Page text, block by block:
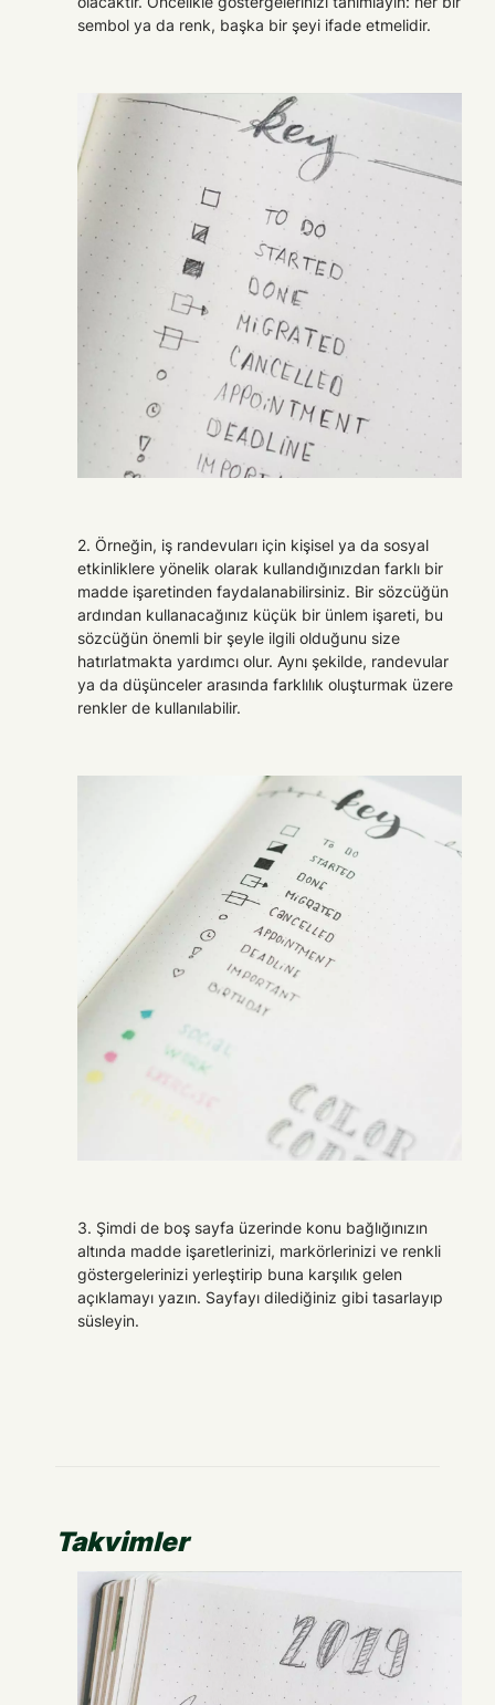
sembol ya da renk, başka bir şeyi ifade etmelidir.
2. Örneğin, iş randevuları için kişisel ya da sosyal
etkinliklere yönelik olarak kullandığınızdan farklı bir
madde işaretinden faydalanabilirsiniz. Bir sözcüğün
ardından kullanacağınız küçük bir ünlem işareti, bu
sözcüğün önemli bir şeyle ilgili olduğunu size
hatırlatmakta yardımcı olur. Aynı şekilde, randevular
ya da düşünceler arasında farklılık oluşturmak üzere
renkler de kullanılabilir.
3. Şimdi de boş sayfa üzerinde konu bağlığınızın
altında madde işaretlerinizi, markörlerinizi ve renkli
göstergelerinizi yerleştirip buna karşılık gelen
açıklamayı yazın. Sayfayı dilediğiniz gibi tasarlayıp
süsleyin.
Takvimler